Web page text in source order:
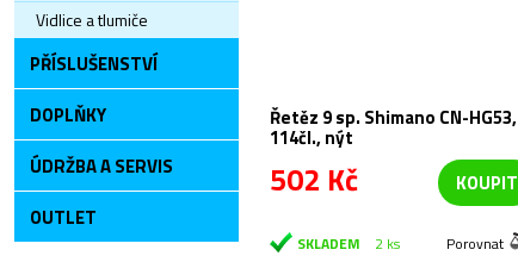
Vidlice a tlumiče
PŘÍSLUŠENSTVÍ
DOPLŇKY
ÚDRŽBA A SERVIS
OUTLET
Řetěz 9 sp. Shimano CN-HG53,
114čl., nýt
502 Kč KOUPIT
SKLADEM 2 ks Porovnat